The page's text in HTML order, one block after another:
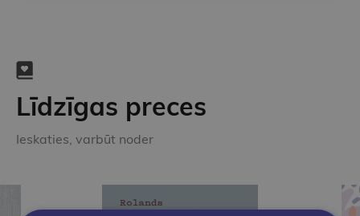
Līdzīgas preces
Ieskaties, varbūt noder